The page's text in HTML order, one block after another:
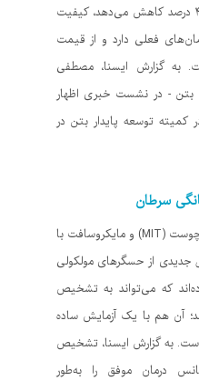
شده که تولید Co۲ در هوا را تا ۴۰ درصد کاهش می‌دهد، کیفیت
فعلی دارد و از قیمت
به گزارش ایسنا، مصطفی
بتن - در نشست خبری اظهار
کمیته توسعه پایدار بتن در
سرطان
پژوهشگران مؤسسه فناوری ماساچوست (MIT) و مایکروسافت با
از حسگرهای مولکولی
که می‌تواند به تشخیص
آن هم با یک آزمایش ساده
است. به گزارش ایسنا، تشخیص
درمان موفق را به‌طور